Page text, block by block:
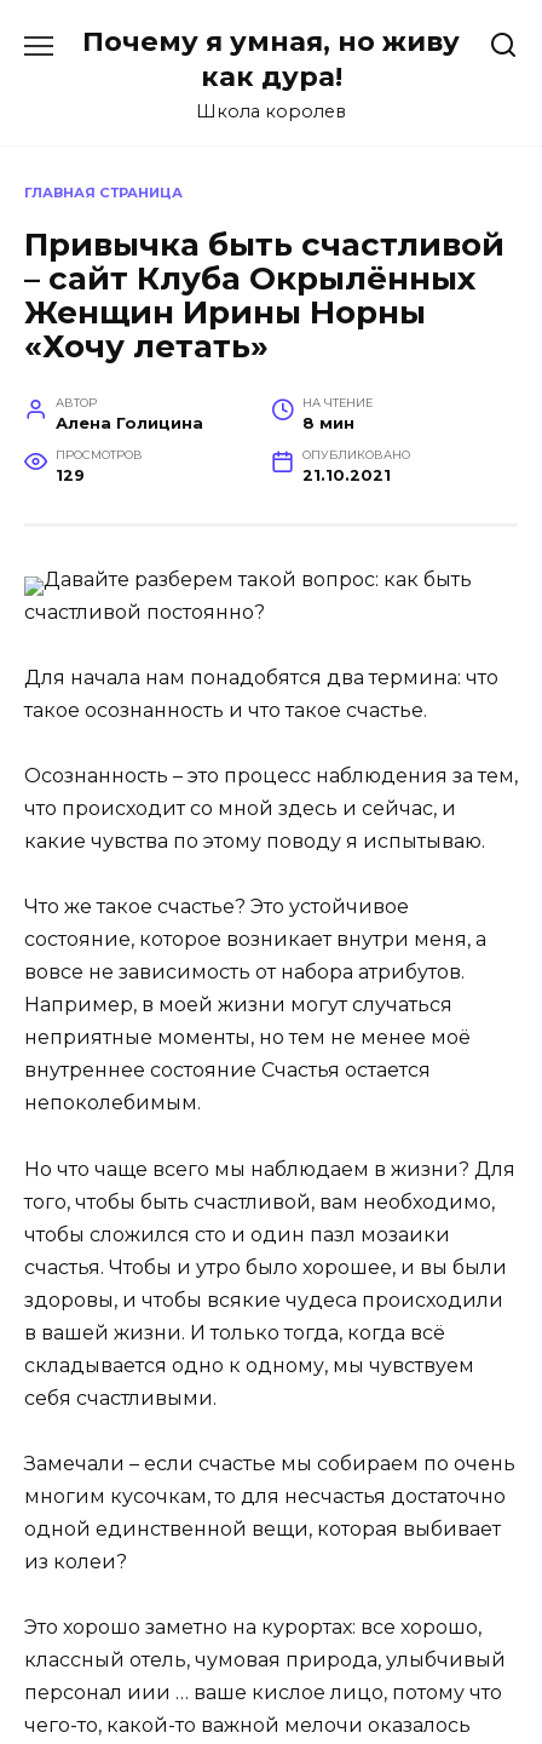
Почему я умная, но живу
как дура!
Школа королев
ГЛАВНАЯ СТРАНИЦА
Привычка быть счастливой
– сайт Клуба Окрылённых
Женщин Ирины Норны
«Хочу летать»
АВТОР
Алена Голицина
НА ЧТЕНИЕ
8 мин
ПРОСМОТРОВ
129
ОПУБЛИКОВАНО
21.10.2021
Давайте разберем такой вопрос: как быть
счастливой постоянно?
Для начала нам понадобятся два термина: что
такое осознанность и что такое счастье.
Осознанность – это процесс наблюдения за тем,
что происходит со мной здесь и сейчас, и
какие чувства по этому поводу я испытываю.
Что же такое счастье? Это устойчивое
состояние, которое возникает внутри меня, а
вовсе не зависимость от набора атрибутов.
Например, в моей жизни могут случаться
неприятные моменты, но тем не менее моё
внутреннее состояние Счастья остается
непоколебимым.
Но что чаще всего мы наблюдаем в жизни? Для
того, чтобы быть счастливой, вам необходимо,
чтобы сложился сто и один пазл мозаики
счастья. Чтобы и утро было хорошее, и вы были
здоровы, и чтобы всякие чудеса происходили
в вашей жизни. И только тогда, когда всё
складывается одно к одному, мы чувствуем
себя счастливыми.
Замечали – если счастье мы собираем по очень
многим кусочкам, то для несчастья достаточно
одной единственной вещи, которая выбивает
из колеи?
Это хорошо заметно на курортах: все хорошо,
классный отель, чумовая природа, улыбчивый
персонал иии … ваше кислое лицо, потому что
чего-то, какой-то важной мелочи оказалось